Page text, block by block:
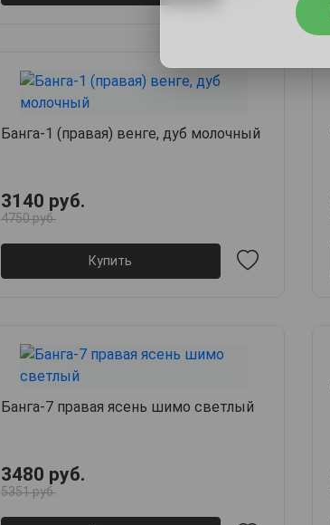
Банга-1 (правая) венге, дуб молочный
3140 руб.
4750 руб.
Купить
Банга-7 правая ясень шимо светлый
3480 руб.
5351 руб.